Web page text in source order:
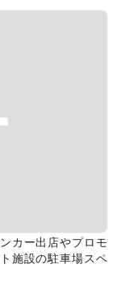
カー出店やプロモ
施設の駐車場スペ